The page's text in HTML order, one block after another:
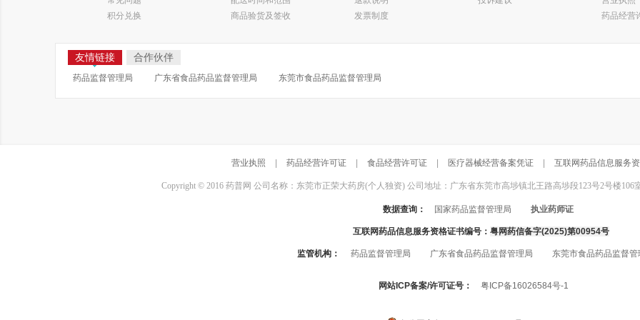
积分兑换
商品验货及签收
发票制度
药品经营
友情链接 合作伙伴
药品监督管理局 广东省食品药品监督管理局 东莞市食品药品监督管理局
营业执照 药品经营许可证 食品经营许可证 医疗器械经营备案凭证 互联网药品信息服务
Copyright © 2016 药普网 公司名称：东莞市正荣大药房(个人独资) 公司地址：广东省东莞市高埗镇北王路高埗段123号2号楼106
数据查询： 国家药品监督管理局 执业药师证
互联网药品信息服务资格证书编号： 粤网药信备字(2025)第00954号
监管机构： 药品监督管理局 广东省食品药品监督管理局 东莞市食品药品监督管
网站ICP备案/许可证号： 粤ICP备16026584号-1